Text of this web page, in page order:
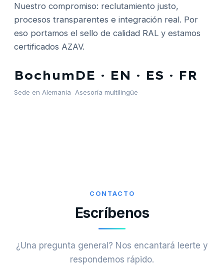
Nuestro compromiso: reclutamiento justo,
procesos transparentes e integración real. Por
eso portamos el sello de calidad RAL y estamos
certificados AZAV.
Bochum
Sede en Alemania
DE · EN · ES · FR
Asesoría multilingüe
CONTACTO
Escríbenos
¿Una pregunta general? Nos encantará leerte y
respondemos rápido.